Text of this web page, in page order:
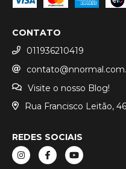
CONTATO
011936210419
Visite o nosso Blog!
Rua Francisco Leitão,
REDES SOCIAIS